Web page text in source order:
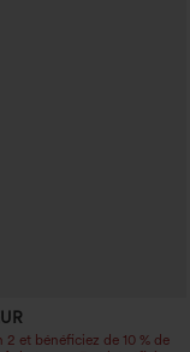
2 et bénéficiez de 10 % de